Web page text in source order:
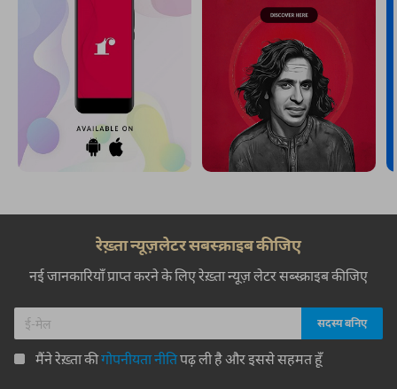
रेख़्ता न्यूज़लेटर सबस्क्राइब कीजिए
नई जानकारियाँ प्राप्त करने के लिए रेख़्ता न्यूज़ लेटर सब्स्क्राइब कीजिए
मैंने रेख़्ता कीगोपनीयता नीतिपढ़ ली है और इससे सहमत हूँ